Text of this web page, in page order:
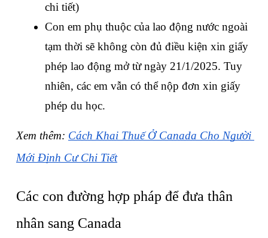
chi tiết)
Con em phụ thuộc của lao động nước ngoài
tạm thời sẽ không còn đủ điều kiện xin giấy
phép lao động mở từ ngày 21/1/2025. Tuy
nhiên, các em vẫn có thể nộp đơn xin giấy
phép du học.
Xem thêm: Cách Khai Thuế Ở Canada Cho Người
Mới Định Cư Chi Tiết
Các con đường hợp pháp để đưa thân
nhân sang Canada